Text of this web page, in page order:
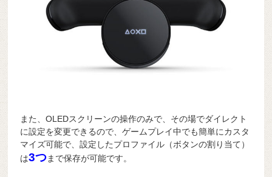
また、OLEDスクリーンの操作のみで、その場でダイレクト
に設定を変更できるので、ゲームプレイ中でも簡単にカスタ
マイズ可能で、設定したプロファイル（ボタンの割り当て）
は3つまで保存が可能です。